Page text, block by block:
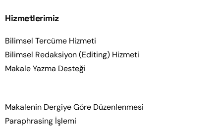
Hizmetlerimiz
Bilimsel Tercüme Hizmeti
Bilimsel Redaksiyon (Editing) Hizmeti
Makale Yazma Desteği
Makalenin Dergiye Göre Düzenlenmesi
Paraphrasing İşlemi